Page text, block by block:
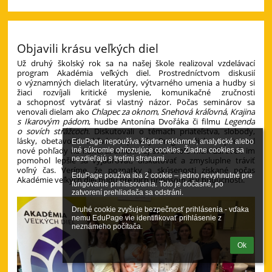
EduPage nepoužíva žiadne reklamné, analytické alebo
iné súkromie ohrozujúce cookies. Žiadne cookies sa
nezdieľajú s tretími stranami.
EduPage používa iba 2 cookie – jedno nevyhnutné pre
fungovanie prihlasovania. Toto je dočasné, po
zatvorení prehliadača sa odstráni.
Druhé cookie zvyšuje bezpečnosť prihlásenia - vďaka
nemu EduPage vie identifikovať prihlásenie z
neznámeho počítača.
Ok
Objavili krásu veľkých diel
Už druhý školský rok sa na našej škole realizoval vzdelávací
program Akadémia veľkých diel. Prostredníctvom diskusií
o významných dielach literatúry, výtvarného umenia a hudby si
žiaci rozvíjali kritické myslenie, komunikačné zručnosti
a schopnosť vytvárať si vlastný názor. Počas seminárov sa
venovali dielam ako Chlapec za oknom,Snehová kráľovná, Krajina
s Ikarovým pádom, hudbe Antonína Dvořáka či filmu Legenda
o sovích strážcoch. Diskutovali o témach priateľstva, slobody,
lásky, obetavosti a hľadania pravdy. Program žiakom priniesol
nové pohľady na kultúru, umenie aj svet okolo nich. Zároveň im
pomohol lepšie sa vyjadrovať, diskutovať a zmysluplne tráviť
voľný čas. Veríme, že poznatky a skúsenosti získané počas
Akadémie veľkých diel budú pre nich prínosom aj v budúcnosti.